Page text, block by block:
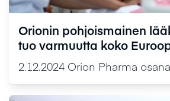
Orionin pohjoismainen
tuo varmuutta koko
2.12.2024 Orion Pharma